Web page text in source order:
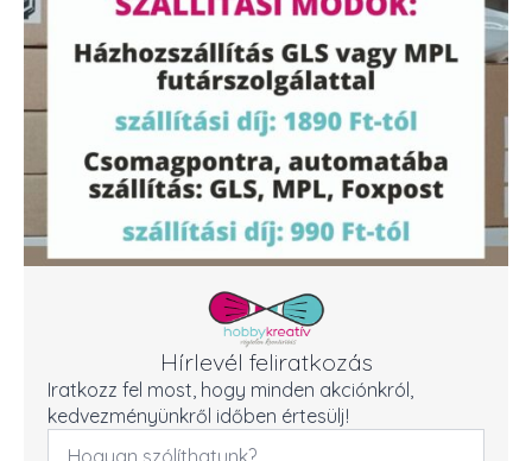
Hírlevél feliratkozás
Iratkozz fel most, hogy minden akciónkról,
kedvezményünkről időben értesülj!
Név